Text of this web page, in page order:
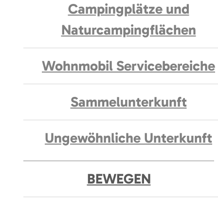
Campingplätze und
Naturcampingflächen
Wohnmobil Servicebereiche
Sammelunterkunft
Ungewöhnliche Unterkunft
BEWEGEN